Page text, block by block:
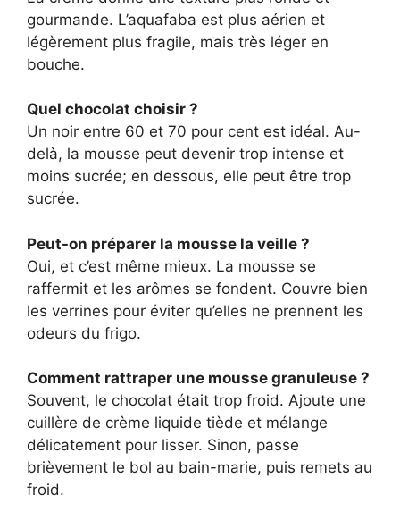
gourmande. L’aquafaba est plus aérien et
légèrement plus fragile, mais très léger en
bouche.
Quel chocolat choisir ?
Un noir entre 60 et 70 pour cent est idéal. Au-
delà, la mousse peut devenir trop intense et
moins sucrée; en dessous, elle peut être trop
sucrée.
Peut-on préparer la mousse la veille ?
Oui, et c’est même mieux. La mousse se
raffermit et les arômes se fondent. Couvre bien
les verrines pour éviter qu’elles ne prennent les
odeurs du frigo.
Comment rattraper une mousse granuleuse ?
Souvent, le chocolat était trop froid. Ajoute une
cuillère de crème liquide tiède et mélange
délicatement pour lisser. Sinon, passe
brièvement le bol au bain-marie, puis remets au
froid.